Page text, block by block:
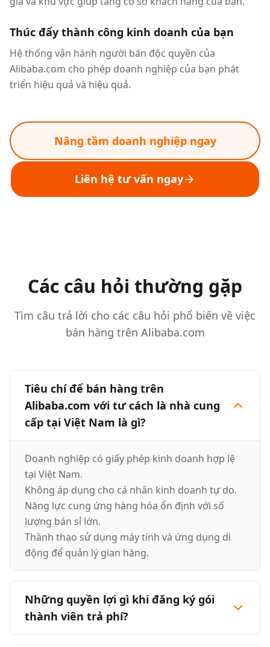
Thúc đẩy thành công kinh doanh của bạn
Hệ thống vận hành người bán độc quyền của
Alibaba.com cho phép doanh nghiệp của bạn phát
triển hiệu quả và hiệu quả.
Nâng tầm doanh nghiệp ngay
Liên hệ tư vấn ngay
Các câu hỏi thường gặp
Tìm câu trả lời cho các câu hỏi phổ biến về việc
bán hàng trên Alibaba.com
Tiêu chí để bán hàng trên
Alibaba.com với tư cách là nhà cung
cấp tại Việt Nam là gì?
Doanh nghiệp có giấy phép kinh doanh hợp lệ
tại Việt Nam.
Không áp dụng cho cá nhân kinh doanh tự do.
Năng lực cung ứng hàng hóa ổn định với số
lượng bán sỉ lớn.
Thành thạo sử dụng máy tính và ứng dụng di
động để quản lý gian hàng.
Những quyền lợi gì khi đăng ký gói
thành viên trả phí?